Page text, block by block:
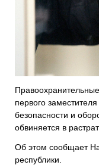
первого
безопасности и
обвиняется в
Об этом сообщает
республики.